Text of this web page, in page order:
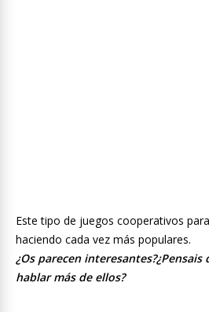
Este tipo de juegos cooperativos
haciendo cada vez más populares.
¿Os parecen
hablar más de ellos?